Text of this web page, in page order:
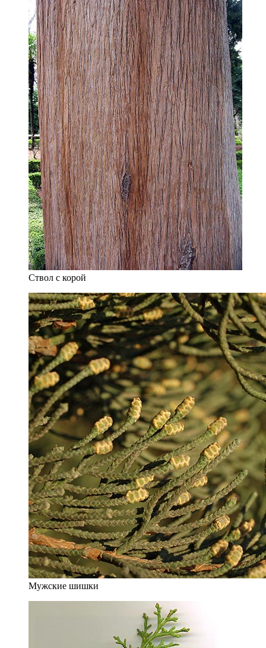
Ствол с корой
Мужские шишки